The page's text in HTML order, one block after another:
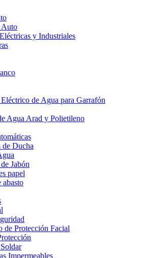
Auto
y Industriales
de Agua para Garrafón
Agua Arad y Polietileno
de Ducha
Jabón
papel
abasto
de Protección Facial
Impermeables